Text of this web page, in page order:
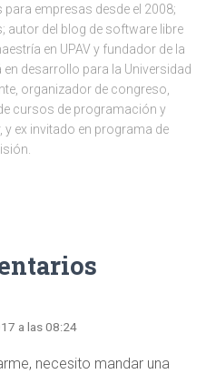
empresas desde el 2008;
autor del blog de software libre
en UPAV y fundador de la
desarrollo para la Universidad
organizador de congreso,
cursos de programación y
ex invitado en programa de
a las 08:24
necesito mandar una